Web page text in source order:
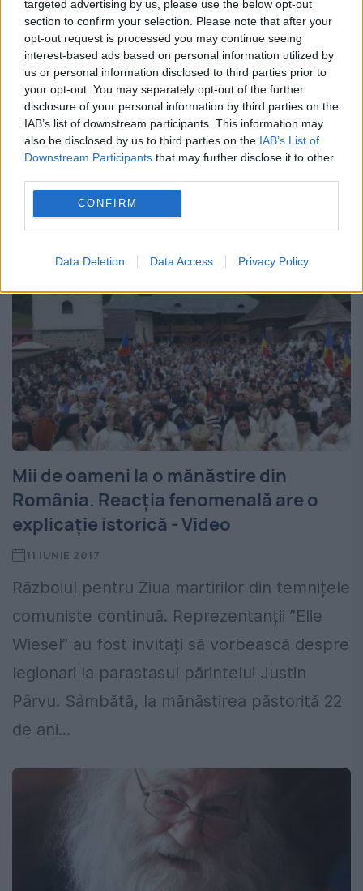
targeted advertising by us, please use the below opt-out
section to confirm your selection. Please note that after your
opt-out request is processed you may continue seeing
interest-based ads based on personal information utilized by
us or personal information disclosed to third parties prior to
your opt-out. You may separately opt-out of the further
disclosure of your personal information by third parties on the
IAB’s list of downstream participants. This information may
also be disclosed by us to third parties on the IAB’s List of
Downstream Participants that may further disclose it to other
CONFIRM
Data Deletion Data Access Privacy Policy
100 de ani de la nașterea Părintelui
Justin Pârvu, Duhovnicul României
11 FEBRUARIE 2019
La aniversarea a 100 de ani de la nașterea
Părintelui Justin Pârvu (10 fe - bruarie 1919 -
16 iu - nie 2013), marele du - hovnic al
Ortodoxi -...
Mii de oameni la o mănăstire din
România. Reacţia fenomenală are o
explicaţie istorică - Video
11 IUNIE 2017
Războiul pentru Ziua martirilor din temnițele
comuniste continuă. Reprezentanții ”Elie
Wiesel” au fost invitați să vorbească despre
legionari la parastasul părintelui Justin
Pârvu. Sâmbătă, la mănăstirea păstorită 22
de ani...